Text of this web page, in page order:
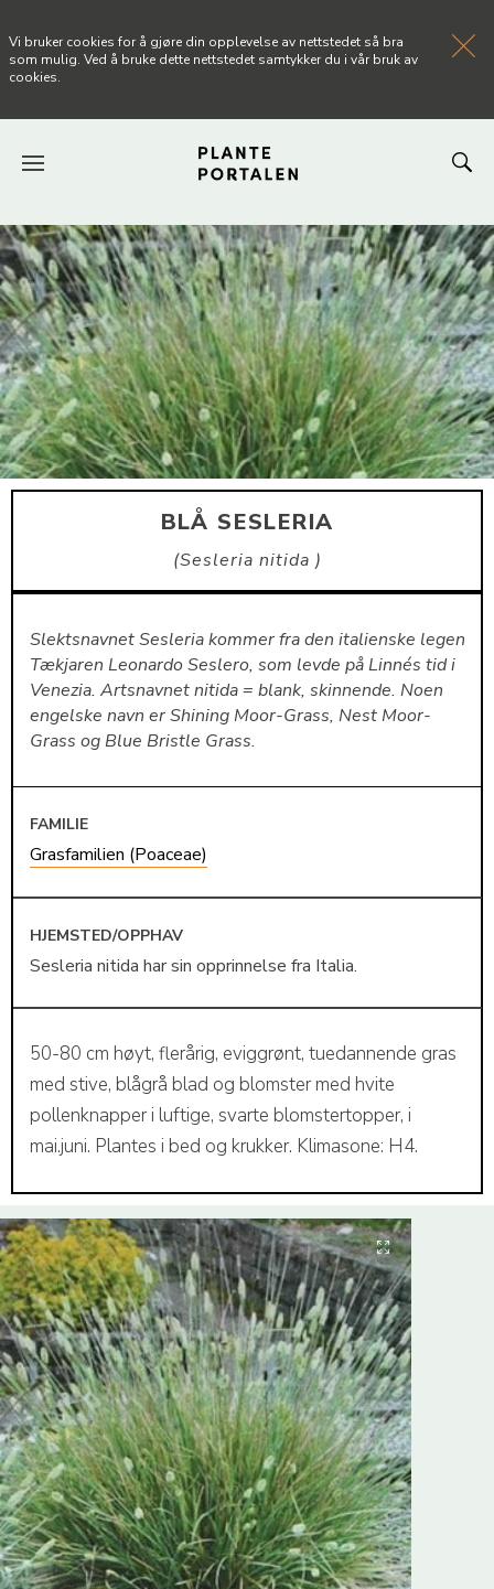
FORSIDEN
NYHETER
ARTIKLER
OM PLANTEPORTALEN
KONTAKT
Vi bruker cookies for å gjøre din opplevelse av nettstedet så bra
som mulig. Ved å bruke dette nettstedet samtykker du i vår bruk av
cookies.
BLÅ SESLERIA
Sesleria nitida
Slektsnavnet Sesleria kommer fra den italienske legen
Tækjaren Leonardo Seslero, som levde på Linnés tid i
Venezia. Artsnavnet nitida = blank, skinnende. Noen
engelske navn er Shining Moor-Grass, Nest Moor-
Grass og Blue Bristle Grass.
FAMILIE
Grasfamilien (Poaceae)
HJEMSTED/OPPHAV
Sesleria nitida har sin opprinnelse fra Italia.
50-80 cm høyt, flerårig, eviggrønt, tuedannende gras
med stive, blågrå blad og blomster med hvite
pollenknapper i luftige, svarte blomstertopper, i
mai.juni. Plantes i bed og krukker. Klimasone: H4.